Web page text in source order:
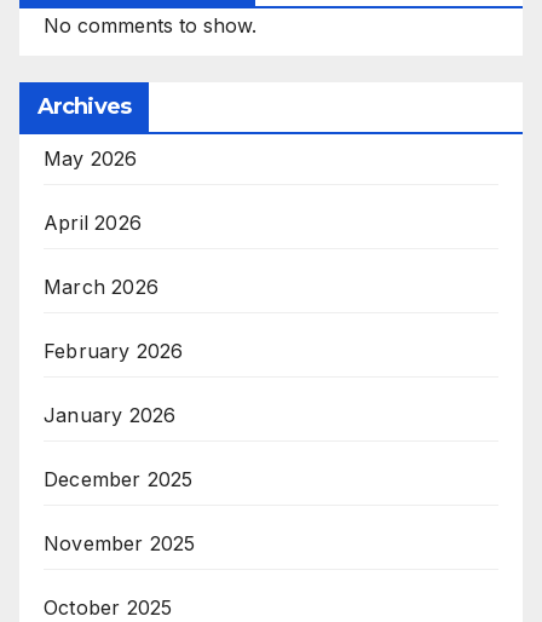
No comments to show.
Archives
May 2026
April 2026
March 2026
February 2026
January 2026
December 2025
November 2025
October 2025